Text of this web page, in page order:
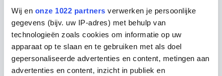
Wij en onze 1022 partners verwerken je persoonlijke
gegevens (bijv. uw IP-adres) met behulp van
technologieën zoals cookies om informatie op uw
apparaat op te slaan en te gebruiken met als doel
gepersonaliseerde advertenties en content, metingen aan
advertenties en content, inzicht in publiek en
Lees hier meer over de bouw van FlexGarage
Deel bericht: